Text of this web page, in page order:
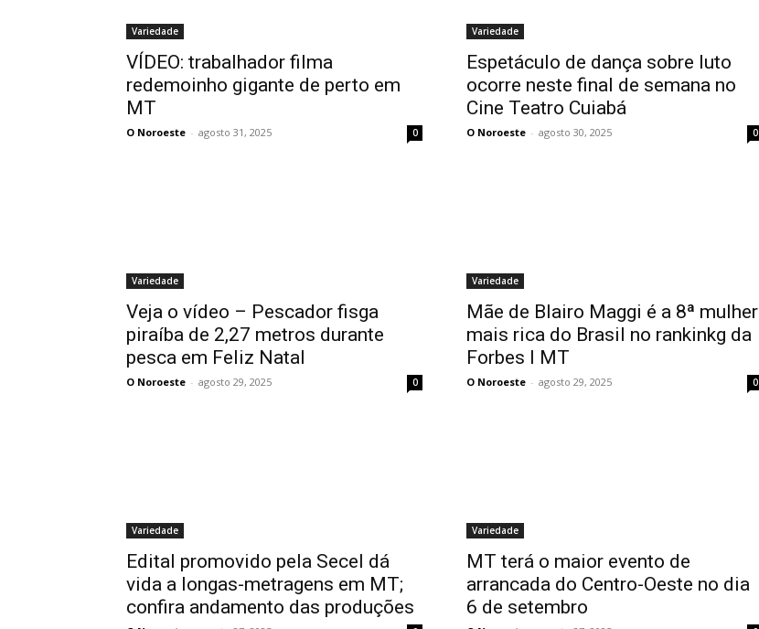
Variedade
VÍDEO: trabalhador filma
redemoinho gigante de perto em
MT
O Noroeste - agosto 31, 2025 0
Variedade
Espetáculo de dança sobre luto
ocorre neste final de semana no
Cine Teatro Cuiabá
O Noroeste - agosto 30, 2025 0
Variedade
Veja o vídeo – Pescador fisga
piraíba de 2,27 metros durante
pesca em Feliz Natal
O Noroeste - agosto 29, 2025 0
Variedade
Mãe de Blairo Maggi é a 8ª mulher
mais rica do Brasil no rankinkg da
Forbes I MT
O Noroeste - agosto 29, 2025 0
Variedade
Edital promovido pela Secel dá
vida a longas-metragens em MT;
confira andamento das produções
Variedade
MT terá o maior evento de
arrancada do Centro-Oeste no dia
6 de setembro